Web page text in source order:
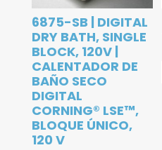
6875-SB | DIGITAL
DRY BATH, SINGLE
BLOCK, 120V |
CALENTADOR DE
BAÑO SECO
DIGITAL
CORNING® LSE™,
BLOQUE ÚNICO,
120 V